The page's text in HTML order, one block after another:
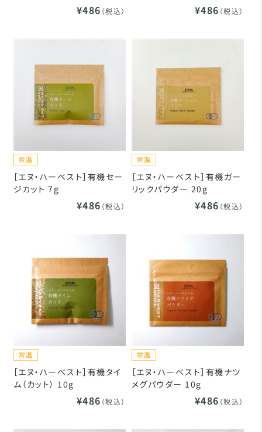
¥486 （税込） ¥486 （税込）
［エヌ・ハーベスト］有機セー
ジカット 7g
¥486 （税込）
［エヌ・ハーベスト］有機ガー
リックパウダー 20g
¥486 （税込）
［エヌ・ハーベスト］有機タイ
ム（カット） 10g
¥486 （税込）
［エヌ・ハーベスト］有機ナツ
メグパウダー 10g
¥486 （税込）